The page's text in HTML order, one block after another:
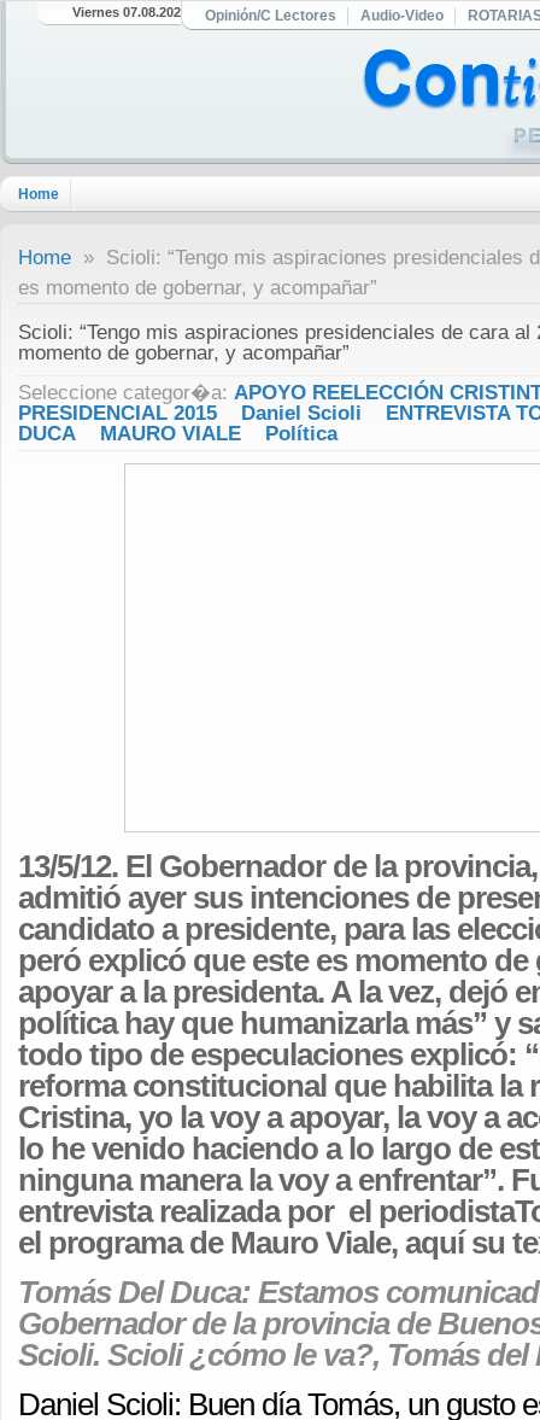
Viernes 07.08.2026 Opinión/C Lectores Audio-Video
Home
Home » Scioli: “Tengo mis aspiraciones presidenciales
es momento de gobernar, y acompañar”
Scioli: “Tengo mis aspiraciones presidenciales de cara al
momento de gobernar, y acompañar”
Seleccione categor�a: APOYO REELECCIÓN
PRESIDENCIAL 2015
Daniel Scioli
ENTREVISTA
DUCA
MAURO VIALE Política
13/5/12. El Gobernador de la
admitió ayer sus intenciones de
candidato a presidente, para las
peró explicó que este es momento de
apoyar a la presidenta. A la vez, dejó
política hay que humanizarla más” y
todo tipo de especulaciones explicó:
reforma constitucional que habilita la
Cristina, yo la voy a apoyar, la voy a
lo he venido haciendo a lo largo de
ninguna manera la voy a enfrentar”.
entrevista realizada por el
el programa de Mauro Viale, aquí su
Tomás Del Duca: Estamos
Gobernador de la provincia de
Scioli. Scioli ¿cómo le va?, Tomás del
Daniel Scioli: Buen día Tomás, un gusto